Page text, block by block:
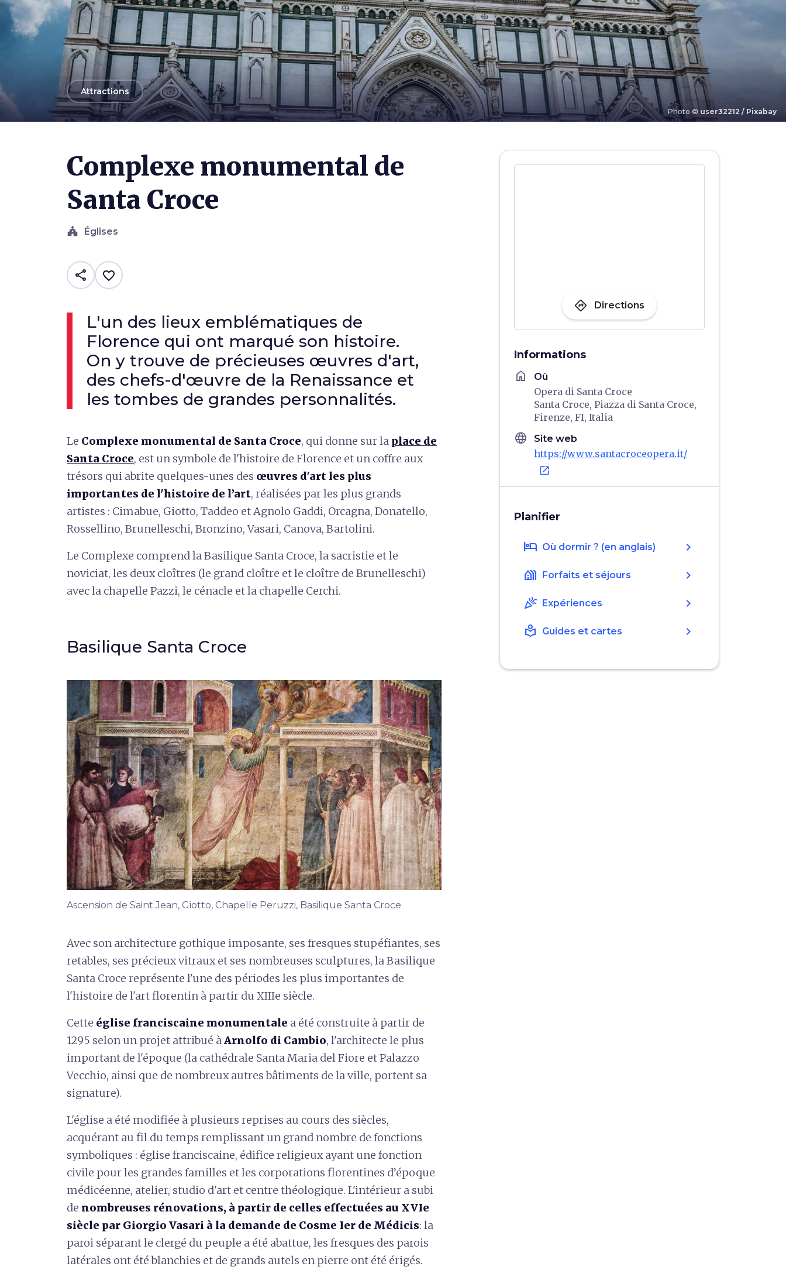
Photo © user32212 / Pixabay
arrow_backAttractions
Complexe monumental de
Santa Croce
church Églises
share favorite_border
L'un des lieux emblématiques de
Florence qui ont marqué son histoire.
On y trouve de précieuses œuvres d'art,
des chefs-d'œuvre de la Renaissance et
les tombes de grandes personnalités.
Le Complexe monumental de Santa Croce, qui donne sur la place de
Santa Croce, est un symbole de l'histoire de Florence et un coffre aux
trésors qui abrite quelques-unes des œuvres d'art les plus
importantes de l'histoire de l’art, réalisées par les plus grands
artistes : Cimabue, Giotto, Taddeo et Agnolo Gaddi, Orcagna, Donatello,
Rossellino, Brunelleschi, Bronzino, Vasari, Canova, Bartolini.
Le Complexe comprend la Basilique Santa Croce, la sacristie et le
noviciat, les deux cloîtres (le grand cloître et le cloître de Brunelleschi)
avec la chapelle Pazzi, le cénacle et la chapelle Cerchi.
Basilique Santa Croce
Ascension de Saint Jean, Giotto, Chapelle Peruzzi, Basilique Santa Croce
Avec son architecture gothique imposante, ses fresques stupéfiantes, ses
retables, ses précieux vitraux et ses nombreuses sculptures, la Basilique
Santa Croce représente l'une des périodes les plus importantes de
l'histoire de l'art florentin à partir du XIIIe siècle.
Cette église franciscaine monumentale a été construite à partir de
1295 selon un projet attribué àArnolfo di Cambio, l'architecte le plus
important de l'époque (la cathédrale Santa Maria del Fiore et Palazzo
Vecchio, ainsi que de nombreux autres bâtiments de la ville, portent sa
signature).
L'église a été modifiée à plusieurs reprises au cours des siècles,
acquérant au fil du temps remplissant un grand nombre de fonctions
symboliques : église franciscaine, édifice religieux ayant une fonction
civile pour les grandes familles et les corporations florentines d’époque
médicéenne, atelier, studio d'art et centre théologique. L'intérieur a subi
de nombreuses rénovations, à partir de celles effectuées au XVIe
siècle par Giorgio Vasari à la demande de Cosme Ier de Médicis: la
paroi séparant le clergé du peuple a été abattue, les fresques des parois
latérales ont été blanchies et de grands autels en pierre ont été érigés.
directions Directions
Informations
home Où
Opera di Santa Croce
Santa Croce, Piazza di Santa Croce,
Firenze, FI, Italia
language Site web
https://www.santacroceopera.it/
open_in_new
Planifier
hotel Où dormir ? (en anglais) chevron_right
holiday_village Forfaits et séjours chevron_right
celebration Expériences chevron_right
local_library Guides et cartes chevron_right